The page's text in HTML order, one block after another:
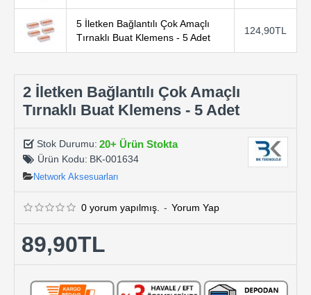
5 İletken Bağlantılı Çok Amaçlı
Tırnaklı Buat Klemens - 5 Adet
124,90TL
2 İletken Bağlantılı Çok Amaçlı
Tırnaklı Buat Klemens - 5 Adet
Stok Durumu: 20+ Ürün Stokta
Ürün Kodu: BK-001634
Network Aksesuarları
0 yorum yapılmış. - Yorum Yap
89,90TL